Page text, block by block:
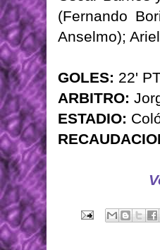
(Fernando
Anselmo);
GOLES: 22'
ARBITRO:
ESTADIO: